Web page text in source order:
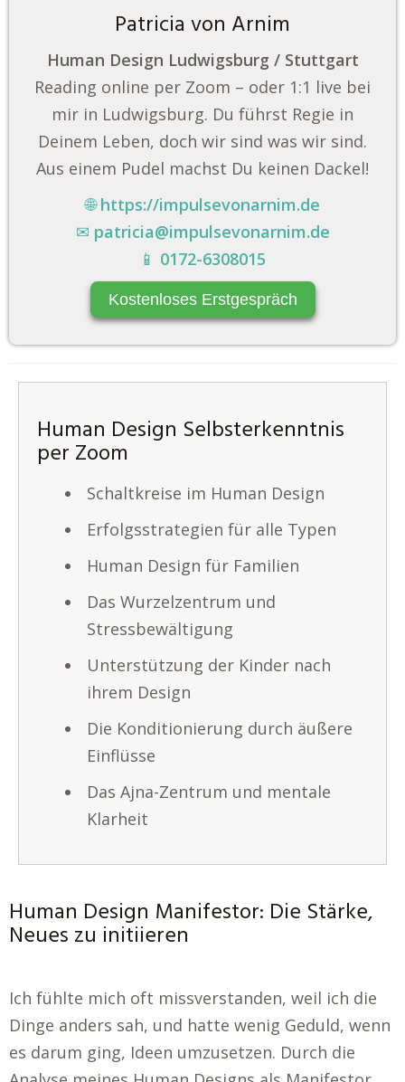
Patricia von Arnim
Human Design Ludwigsburg / Stuttgart
Reading online per Zoom – oder 1:1 live bei
mir in Ludwigsburg. Du führst Regie in
Deinem Leben, doch wir sind was wir sind.
Aus einem Pudel machst Du keinen Dackel!
🌐https://impulsevonarnim.de
✉ patricia@impulsevonarnim.de
📱 0172-6308015
Kostenloses Erstgespräch
Human Design Selbsterkenntnis
per Zoom
Schaltkreise im Human Design
Erfolgsstrategien für alle Typen
Human Design für Familien
Das Wurzelzentrum und
Stressbewältigung
Unterstützung der Kinder nach
ihrem Design
Die Konditionierung durch äußere
Einflüsse
Das Ajna-Zentrum und mentale
Klarheit
Human Design Manifestor: Die Stärke,
Neues zu initiieren
Ich fühlte mich oft missverstanden, weil ich die
Dinge anders sah, und hatte wenig Geduld, wenn
es darum ging, Ideen umzusetzen. Durch die